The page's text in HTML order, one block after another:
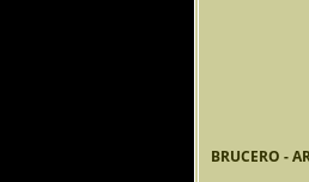
BRUCERO -